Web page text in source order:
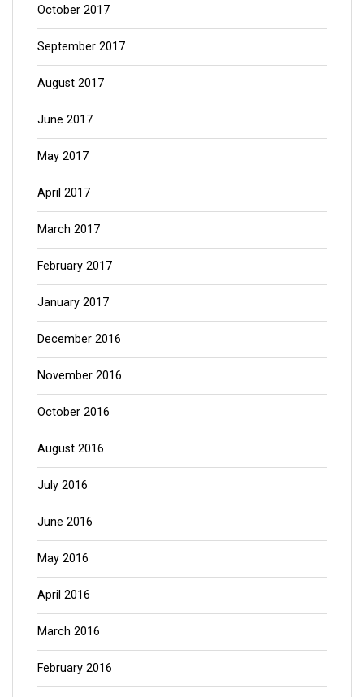
October 2017
September 2017
August 2017
June 2017
May 2017
April 2017
March 2017
February 2017
January 2017
December 2016
November 2016
October 2016
August 2016
July 2016
June 2016
May 2016
April 2016
March 2016
February 2016